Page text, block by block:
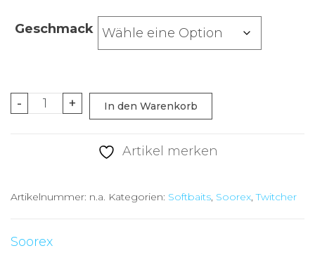
Geschmack
-
Soorex
3
+ In den Warenkorb
Artikel merken
Artikelnummer: n.a. Kategorien: Softbaits, Soorex,Twitcher
Soorex